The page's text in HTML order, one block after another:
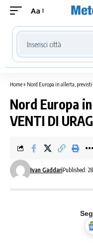
Aa
Cerca località meteo
Home» Nord Europa in allerta, previsti
Nord Europa
VENTI DI
Ivan GaddariPublished: